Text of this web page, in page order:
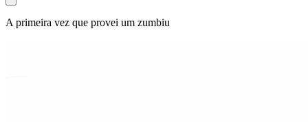
A primeira vez que provei um zumbiu